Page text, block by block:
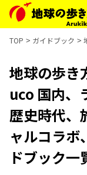
TOP ガイドブック
地球の歩き
uco 国内、
歴史時代、
ャルコラボ
ドブック一